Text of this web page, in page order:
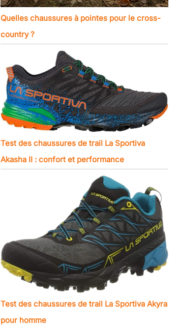
Quelles chaussures à pointes pour le cross-
country ?
Test des chaussures de trail La Sportiva
Akasha II : confort et performance
Test des chaussures de trail La Sportiva Akyra
pour homme